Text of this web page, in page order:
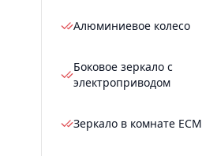
Алюминиевое колесо
Боковое зеркало с
электроприводом
Зеркало в комнате ECM